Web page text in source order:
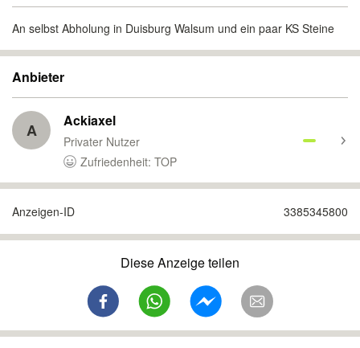
An selbst Abholung in Duisburg Walsum und ein paar KS Steine
Anbieter
A Ackiaxel
Privater Nutzer
Zufriedenheit: TOP
Anzeigen-ID 3385345800
Diese Anzeige teilen